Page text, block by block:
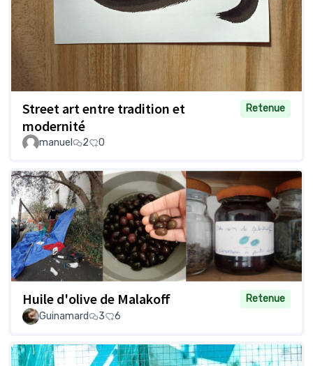
Street art entre tradition et
modernité
Retenue
manuel 2 0
Huile d'olive de Malakoff
Retenue
Guinamard
3 6